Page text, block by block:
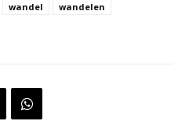
wandel
wandelen